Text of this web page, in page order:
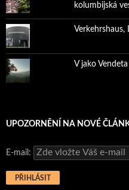
kolumbijská
Verkehrshaus,
V jako
UPOZORNĚNÍ NA NOVÉ
E-mail: